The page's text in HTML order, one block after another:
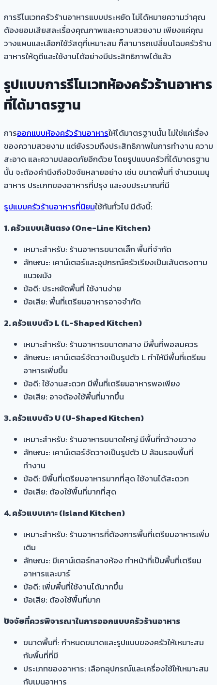
การรีโนเวทครัวร้านอาหารแบบประหยัด ไม่ได้หมายความว่าคุณ
ต้องยอมเสียสละเรื่องคุณภาพและความสวยงาม เพียงแค่คุณ
วางแผนและเลือกใช้วัสดุที่เหมาะสม ก็สามารถเปลี่ยนโฉมครัวร้าน
อาหารให้ดูดีและใช้งานได้อย่างมีประสิทธิภาพได้แล้ว
รูปแบบการรีโนเวทห้องครัวร้านอาหาร
ที่ได้มาตรฐาน
การออกแบบห้องครัวร้านอาหารให้ได้มาตรฐานนั้น ไม่ใช่แค่เรื่อง
ของความสวยงาม แต่ยังรวมถึงประสิทธิภาพในการทำงาน ความ
สะอาด และความปลอดภัยอีกด้วย โดยรูปแบบครัวที่ได้มาตรฐาน
นั้น จะต้องคำนึงถึงปัจจัยหลายอย่าง เช่น ขนาดพื้นที่ จำนวนเมนู
อาหาร ประเภทของอาหารที่ปรุง และงบประมาณที่มี
รูปแบบครัวร้านอาหารที่นิยมใช้กันทั่วไป มีดังนี้:
1. ครัวแบบเส้นตรง (One-Line Kitchen)
เหมาะสำหรับ: ร้านอาหารขนาดเล็ก พื้นที่จำกัด
ลักษณะ: เคาน์เตอร์และอุปกรณ์ครัวเรียงเป็นเส้นตรงตาม
แนวผนัง
ข้อดี: ประหยัดพื้นที่ ใช้งานง่าย
ข้อเสีย: พื้นที่เตรียมอาหารอาจจำกัด
2. ครัวแบบตัว L (L-Shaped Kitchen)
เหมาะสำหรับ: ร้านอาหารขนาดกลาง มีพื้นที่พอสมควร
ลักษณะ: เคาน์เตอร์จัดวางเป็นรูปตัว L ทำให้มีพื้นที่เตรียม
อาหารเพิ่มขึ้น
ข้อดี: ใช้งานสะดวก มีพื้นที่เตรียมอาหารพอเพียง
ข้อเสีย: อาจต้องใช้พื้นที่มากขึ้น
3. ครัวแบบตัว U (U-Shaped Kitchen)
เหมาะสำหรับ: ร้านอาหารขนาดใหญ่ มีพื้นที่กว้างขวาง
ลักษณะ: เคาน์เตอร์จัดวางเป็นรูปตัว U ล้อมรอบพื้นที่
ทำงาน
ข้อดี: มีพื้นที่เตรียมอาหารมากที่สุด ใช้งานได้สะดวก
ข้อเสีย: ต้องใช้พื้นที่มากที่สุด
4. ครัวแบบเกาะ (Island Kitchen)
เหมาะสำหรับ: ร้านอาหารที่ต้องการพื้นที่เตรียมอาหารเพิ่ม
เติม
ลักษณะ: มีเคาน์เตอร์กลางห้อง ทำหน้าที่เป็นพื้นที่เตรียม
อาหารและบาร์
ข้อดี: เพิ่มพื้นที่ใช้งานได้มากขึ้น
ข้อเสีย: ต้องใช้พื้นที่มาก
ปัจจัยที่ควรพิจารณาในการออกแบบครัวร้านอาหาร
ขนาดพื้นที่: กำหนดขนาดและรูปแบบของครัวให้เหมาะสม
กับพื้นที่ที่มี
ประเภทของอาหาร: เลือกอุปกรณ์และเครื่องใช้ให้เหมาะสม
กับเมนูอาหาร